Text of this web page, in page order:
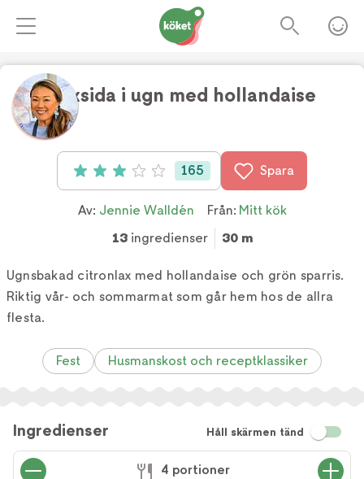
Laxsida i ugn med hollandaise
Betyg: 3 av 5 (165 röster)
165 Spara
Av: Jennie Walldén Från: Mitt kök
13ingredienser 30 m
Ugnsbakad citronlax med hollandaise och grön sparris.
Riktig vår- och sommarmat som går hem hos de allra
flesta.
Fest Husmanskost och receptklassiker
Ingredienser Håll skärmen tänd
4 portioner